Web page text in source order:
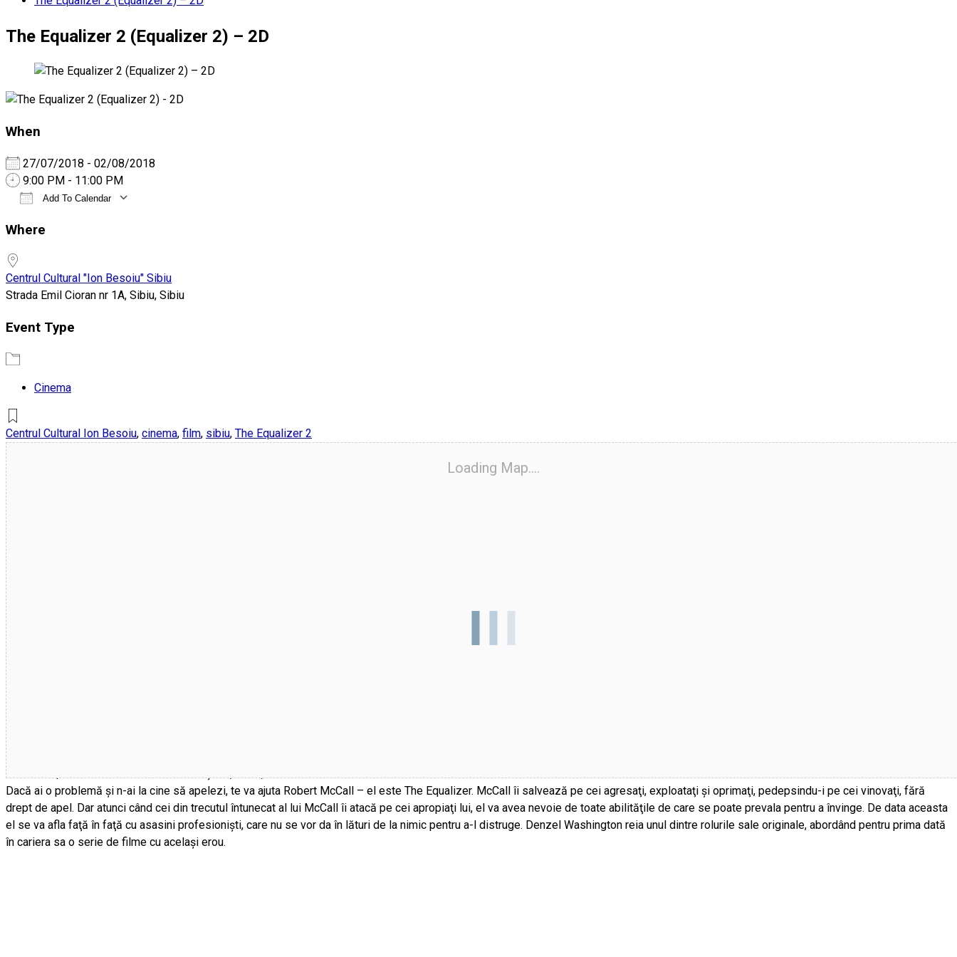
The Equalizer 2 (Equalizer 2) – 2D
When
27/07/2018 - 02/08/2018
9:00 PM - 11:00 PM
Add To Calendar
Where
Centrul Cultural "Ion Besoiu" Sibiu
Strada Emil Cioran nr 1A, Sibiu, Sibiu
Event Type
Cinema
Centrul Cultural Ion Besoiu, cinema, film, sibiu, The Equalizer 2
Loading Map....
The Equalizer 2 (Equalizer 2) – 2D
Tara: SUA | Durata: 2h 00 min Gen film:Acţiune,Crimă,Thriller
Dacă ai o problemă şi n-ai la cine să apelezi, te va ajuta Robert McCall – el este The Equalizer. McCall îi salvează pe cei agresaţi, exploataţi şi oprimaţi, pedepsindu-i pe cei vinovaţi, fără
drept de apel. Dar atunci când cei din trecutul întunecat al lui McCall îi atacă pe cei apropiaţi lui, el va avea nevoie de toate abilităţile de care se poate prevala pentru a învinge. De data aceasta
el se va afla faţă în faţă cu asasini profesionişti, care nu se vor da în lături de la nimic pentru a-l distruge. Denzel Washington reia unul dintre rolurile sale originale, abordând pentru prima dată
în cariera sa o serie de filme cu acelaşi erou.